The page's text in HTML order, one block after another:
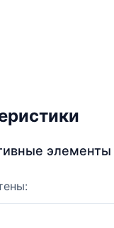
элементы